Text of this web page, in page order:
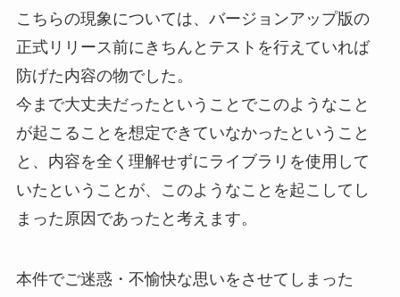
こちらの現象については、バージョンアップ版の
正式リリース前にきちんとテストを行えていれば
防げた内容の物でした。
今まで大丈夫だったということでこのようなこと
が起こることを想定できていなかったということ
と、内容を全く理解せずにライブラリを使用して
いたということが、このようなことを起こしてし
まった原因であったと考えます。
本件でご迷惑・不愉快な思いをさせてしまった